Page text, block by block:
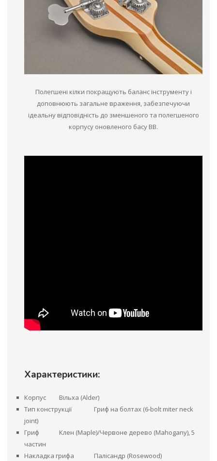
Полегшені кілки покращують баланс інструменту і
доповнюють загальне враження, забезпечуючи
ідеальну відповідність до зменшеного та полегшеного
корпусу оновленого басу BB.
Характеристики:
Корпус
Вільха (Alder)
Тип конструкції
Гриф на болтах (6-bolt miter neck
joint)
Гриф
Клен (Maple)/Червоне дерево (Mahogany), 5
частин
Накладка грифа
Палісандр (Rosewood)